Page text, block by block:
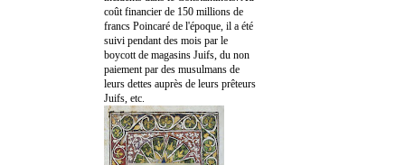
coût financier de 150 millions de
francs Poincaré de l'époque, il a été
suivi pendant des mois par le
boycott de magasins Juifs, du non
paiement par des musulmans de
leurs dettes auprès de leurs prêteurs
Juifs, etc.